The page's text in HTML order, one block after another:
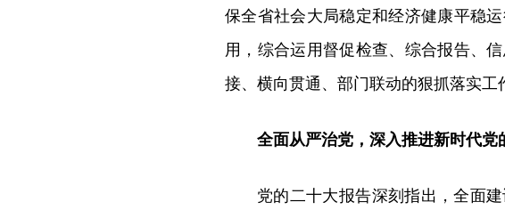
保全省社会大局稳定和经济健康平稳
用，综合运用督促检查、综合报告、
接、横向贯通、部门联动的狠抓落实工
全面从严治党，深入推进新时代党
党的二十大报告深刻指出，全面